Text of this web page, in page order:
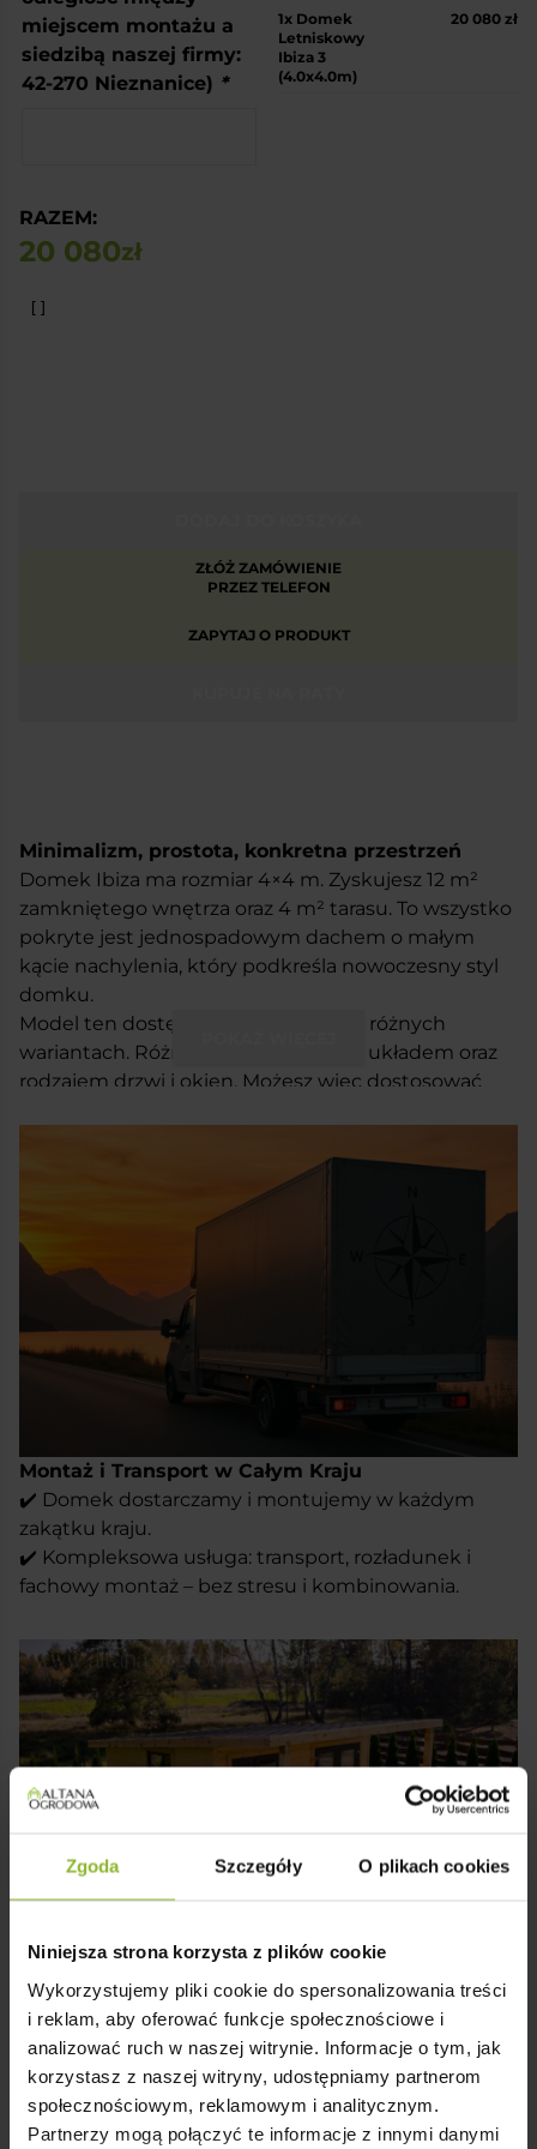
Zgoda Szczegóły O plikach cookies
Niniejsza strona korzysta z plików cookie
Wykorzystujemy pliki cookie do spersonalizowania treści
i reklam, aby oferować funkcje społecznościowe i
analizować ruch w naszej witrynie. Informacje o tym, jak
korzystasz z naszej witryny, udostępniamy partnerom
społecznościowym, reklamowym i analitycznym.
Partnerzy mogą połączyć te informacje z innymi danymi
Minimalizm, prostota, konkretna przestrzeń
Domek Ibiza ma rozmiar 4×4 m. Zyskujesz 12 m²
zamkniętego wnętrza oraz 4 m² tarasu. To wszystko
pokryte jest jednospadowym dachem o małym
kącie nachylenia, który podkreśla nowoczesny styl
domku.
Model ten dostępny jest w czterech różnych
wariantach. Różnią się one od siebie układem oraz
rodzajem drzwi i okien, Możesz więc dostosować
wolisz barierki, czy może jednak ażurowe ścianki.
Duże przeszklenia sprawiają, że wnętrze jest dobrze
doświetlone. Domek Ibiza świetnie sprawdzi się jako
biuro, ekspozycja czy domek letniskowy na działce.
To prosta i uniwersalna konstrukcja o estetycznym
Ibiza daje wszystko, co potrzebne. Bez zbędnych
dodatków i z możliwościami. Ty ją dopasowujesz do
Montaż i Transport w Całym Kraju
✔️ Domek dostarczamy i montujemy w każdym
zakątku kraju.
✔️ Kompleksowa usługa: transport, rozładunek i
fachowy montaż – bez stresu i kombinowania.
Efekt „Wow” Już Od Pierwszego Spojrzenia
✔️ Wyróżniają się już z daleka – proporcje, detale,
bryła.
✔️ Codziennie budzą zachwyt – i chęć, by wracać tu
jak najszybciej.
miejscem montażu a
siedzibą naszej firmy:
42-270 Nieznanice) *
1x Domek
Letniskowy
Ibiza 3
(4.0x4.0m)
20 080 zł
RAZEM:
20 080zł
ZŁÓŻ ZAMÓWIENIE
PRZEZ TELEFON
ZAPYTAJ O PRODUKT